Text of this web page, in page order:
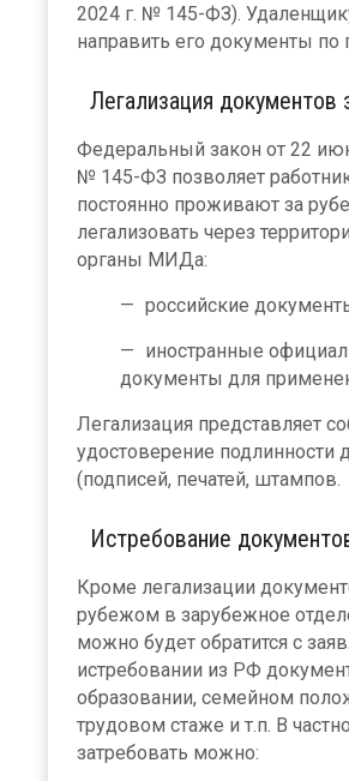
2024 г. № 145-ФЗ).
направить его документы по
Легализация документов
Федеральный закон от 22
№ 145-ФЗ позволяет
постоянно проживают за
легализовать через
органы МИДа:
российские
иностранные
документы для
Легализация представляет
удостоверение подлинности
(подписей, печатей, штампов.
Истребование
Кроме легализации
рубежом в зарубежное
можно будет обратится с
истребовании из РФ
образовании, семейном
трудовом стаже и т.п. В
затребовать можно: